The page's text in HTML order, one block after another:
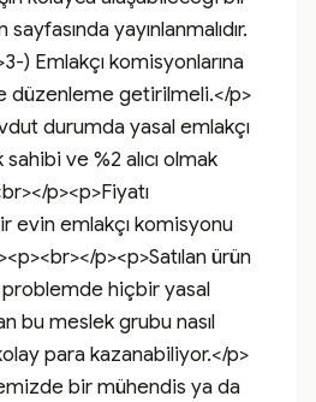
yayınlanmalıdır.
) Emlakçı komisyonlarına
düzenleme getirilmeli.</p>
durumda yasal emlakçı
ve %2 alıcı olmak
p><p>Fiyatı
evin emlakçı komisyonu
p><p>Satılan ürün
hiçbir yasal
bu meslek grubu nasıl
para kazanabiliyor.</p>
bir mühendis ya da